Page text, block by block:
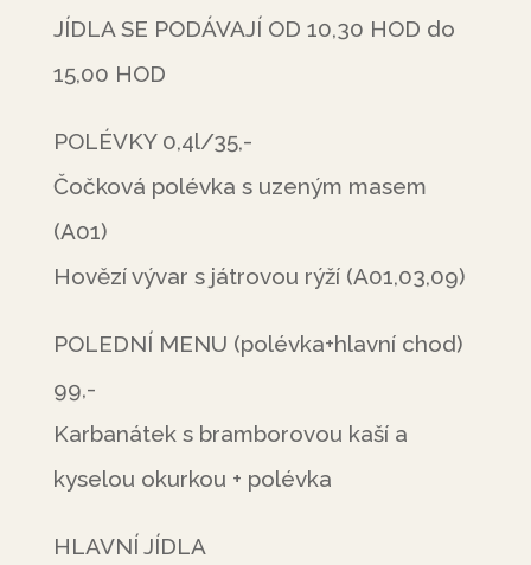
JÍDLA SE PODÁVAJÍ OD 10,30 HOD do
15,00 HOD
POLÉVKY 0,4l/35,-
Čočková polévka s uzeným masem
(A01)
Hovězí vývar s játrovou rýží (A01,03,09)
POLEDNÍ MENU (polévka+hlavní chod)
99,-
Karbanátek s bramborovou kaší a
kyselou okurkou + polévka
HLAVNÍ JÍDLA